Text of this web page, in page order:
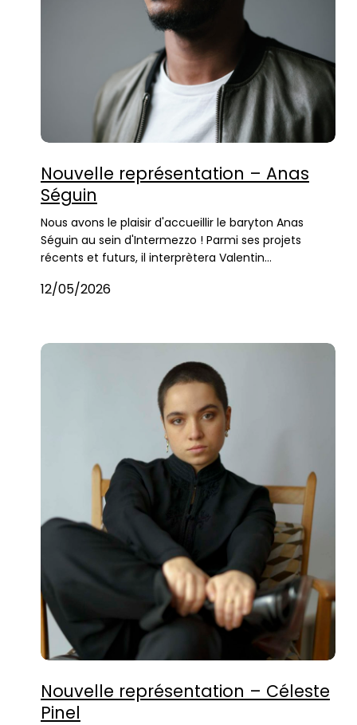
Nouvelle représentation – Anas
Séguin
Nous avons le plaisir d'accueillir le baryton Anas
Séguin au sein d'Intermezzo ! Parmi ses projets
récents et futurs, il interprètera Valentin…
12/05/2026
Nouvelle représentation – Céleste
Pinel